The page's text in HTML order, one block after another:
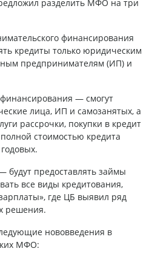
разделить МФО на три
финансирования
кредиты только юридическим
предпринимателям (ИП) и
— смогут
лица, ИП и самозанятых, а
рассрочки, покупки в кредит
стоимостью кредита
предоставлять займы
все виды кредитования,
где ЦБ выявил ряд
решения.
нововведения в
МФО: